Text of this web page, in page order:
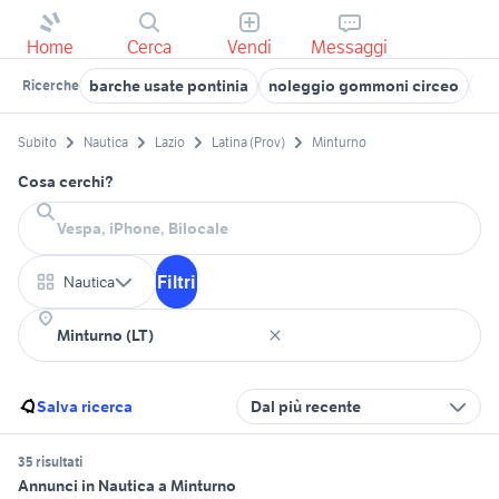
Home Cerca Vendi Messaggi
Ricerche barche usate pontinia noleggio gommoni circeo
Subito Nautica Lazio Latina (Prov) Minturno
Cosa cerchi?
Nautica Filtri
Salva ricerca Dal più recente
35 risultati
Annunci in Nautica a Minturno